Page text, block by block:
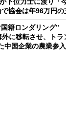
協会は年96万円の
籍ロンダリング”
に移転させ、ト
中国企業の農業参